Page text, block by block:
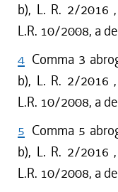
b), L. R. 2/2016
L.R. 10/2008, a
4 Comma 3
b), L. R. 2/2016
L.R. 10/2008, a
5 Comma 5
b), L. R. 2/2016
L.R. 10/2008, a